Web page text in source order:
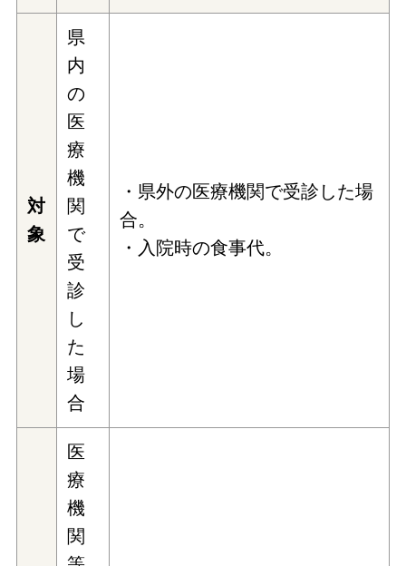
対
象
県
内
の
医
療
機
関
で
受
診
し
た
場
合
・県外の医療機関で受診した場
合。
・入院時の食事代。
医
療
機
関